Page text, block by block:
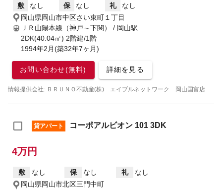
敷 なし 保 なし 礼
なし
岡山県岡山市中区さい東町１丁目
ＪＲ山陽本線（神戸～下関） / 岡山駅
2DK(40.04㎡) 2階建/1階
1994年2月(築32年7ヶ月)
お問い合わせ(無料) 詳細を見る
情報提供会社: ＢＲＵＮＯ不動産(株) エイブルネットワーク 岡山国富店
貸アパート コーポアルビオン 101 3DK
4万円
敷 なし 保 なし 礼
なし
岡山県岡山市北区三門中町